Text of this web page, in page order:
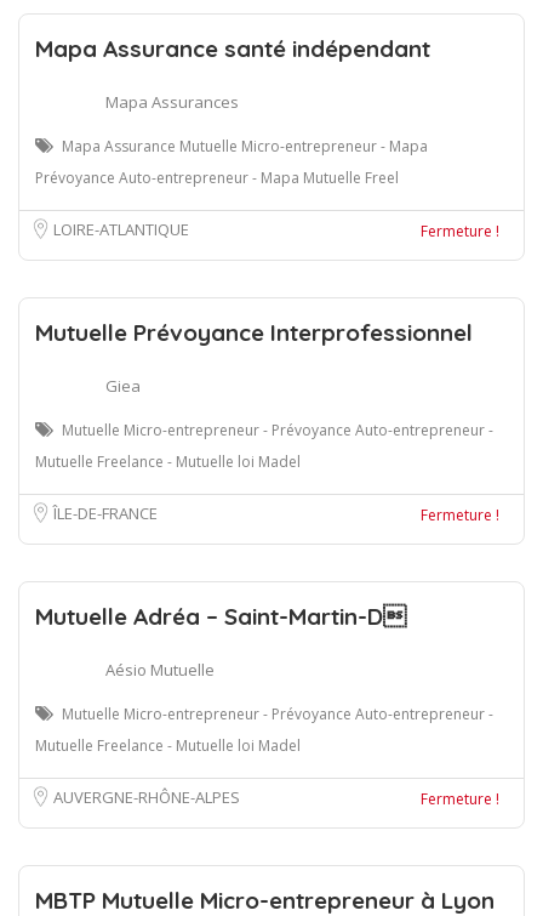
Mapa Assurance santé indépendant
Mapa Assurances
Mapa Assurance Mutuelle Micro-entrepreneur - Mapa
Prévoyance Auto-entrepreneur - Mapa Mutuelle Freel
LOIRE-ATLANTIQUE Fermeture !
Mutuelle Prévoyance Interprofessionnel
Giea
Mutuelle Micro-entrepreneur - Prévoyance Auto-entrepreneur -
Mutuelle Freelance - Mutuelle loi Madel
ÎLE-DE-FRANCE Fermeture !
Mutuelle Adréa – Saint-Martin-D
Aésio Mutuelle
Mutuelle Micro-entrepreneur - Prévoyance Auto-entrepreneur -
Mutuelle Freelance - Mutuelle loi Madel
AUVERGNE-RHÔNE-ALPES Fermeture !
MBTP Mutuelle Micro-entrepreneur à Lyon